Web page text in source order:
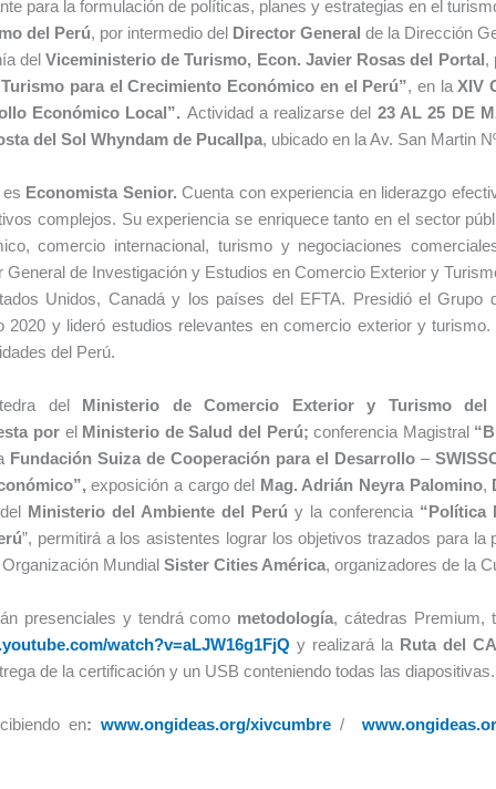
para la formulación de políticas, planes y estrategias en el
del Perú, por intermedio del Director General de la Dirección
delViceministerio de Turismo, Econ. Javier Rosas del Portal,
para el Crecimiento Económico en el Perú”, en laXIV
Económico Local”. Actividad a realizarse del 23 AL 25 DE
del Sol Whyndam de Pucallpa, ubicado en la Av. San Martin
es Economista Senior.Cuenta con experiencia en liderazgo
complejos. Su experiencia se enriquece tanto en el sector
comercio internacional, turismo y negociaciones
General de Investigación y Estudios en Comercio Exterior y
Unidos, Canadá y los países del EFTA. Presidió el Grupo
2020 y lideró estudios relevantes en comercio exterior y
del Perú.
del Ministerio de Comercio Exterior y Turismo del
por el Ministerio de Salud del Perú;conferencia Magistral “
Fundación Suiza de Cooperación para el Desarrollo–
”,exposición a cargo del Mag. Adrián Neyra Palomino,
Ministerio del Ambiente del Perúy la conferencia “Política
”, permitirá a los asistentes lograr los objetivos trazados para la
Mundial Sister Cities América, organizadores de la
presenciales y tendrá como metodología, cátedras Premium,
watch?v=aLJW16g1FjQ y realizará la Ruta del
de la certificación y un USB conteniendo todas las diapositivas.
en:www.ongideas.org/xivcumbre /